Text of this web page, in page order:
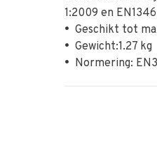
1:2009 en
• Geschikt tot
• Gewicht:1.27 kg
• Normering: